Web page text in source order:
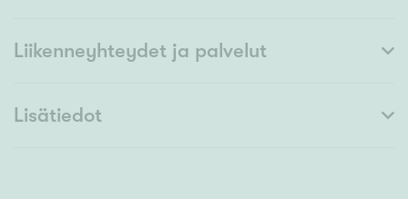
Liikenneyhteydet ja palvelut
Lisätiedot